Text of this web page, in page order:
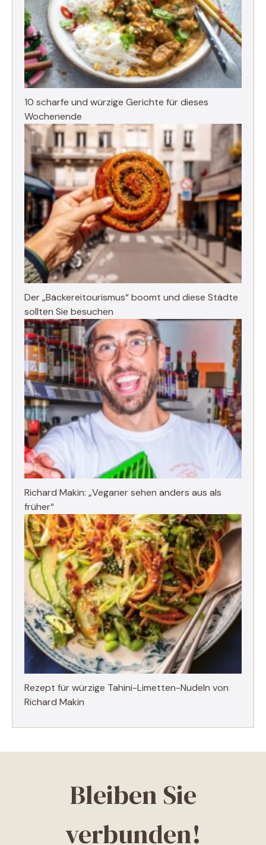
10 scharfe und würzige Gerichte für dieses
Wochenende
Der „Bäckereitourismus“ boomt und diese Städte
sollten Sie besuchen
Richard Makin: „Veganer sehen anders aus als
früher“
Rezept für würzige Tahini-Limetten-Nudeln von
Richard Makin
Bleiben Sie
verbunden!